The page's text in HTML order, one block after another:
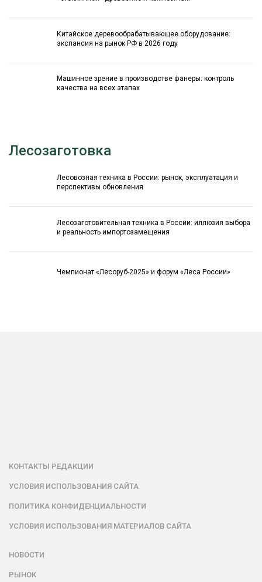
Китайское деревообрабатывающее оборудование:
экспансия на рынок РФ в 2026 году
Машинное зрение в производстве фанеры: контроль
качества на всех этапах
Лесозаготовка
Лесовозная техника в России: рынок, эксплуатация и
перспективы обновления
Лесозаготовительная техника в России: иллюзия выбора
и реальность импортозамещения
Чемпионат «Лесоруб-2025» и форум «Леса России»
КОНТАКТЫ РЕДАКЦИИ
УСЛОВИЯ ИСПОЛЬЗОВАНИЯ САЙТА
ПОЛИТИКА КОНФИДЕНЦИАЛЬНОСТИ
УСЛОВИЯ ИСПОЛЬЗОВАНИЯ МАТЕРИАЛОВ САЙТА
НОВОСТИ
РЫНОК